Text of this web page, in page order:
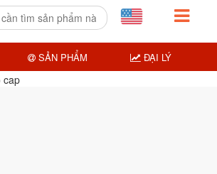
SẢN PHẨM ĐẠI LÝ